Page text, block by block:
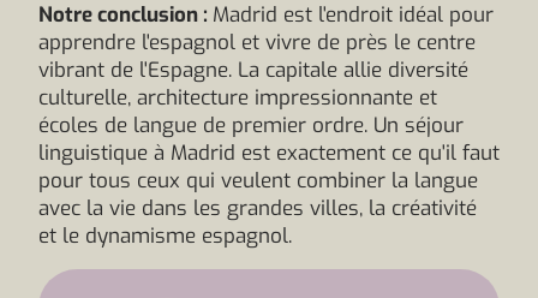
Notre conclusion : Madrid est l'endroit idéal pour
apprendre l'espagnol et vivre de près le centre
vibrant de l'Espagne. La capitale allie diversité
culturelle, architecture impressionnante et
écoles de langue de premier ordre. Un séjour
linguistique à Madrid est exactement ce qu'il faut
pour tous ceux qui veulent combiner la langue
avec la vie dans les grandes villes, la créativité
et le dynamisme espagnol.